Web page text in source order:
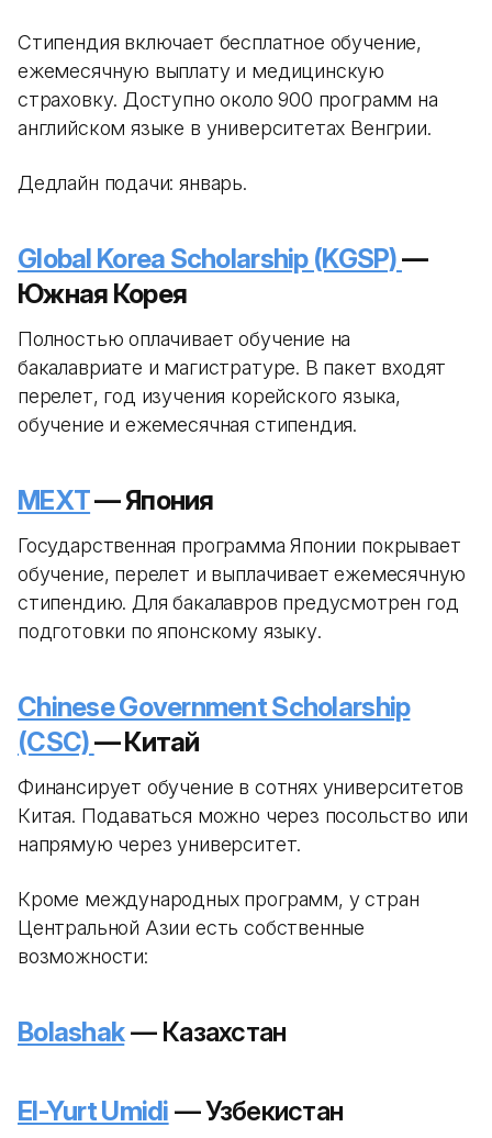
Стипендия включает бесплатное обучение,
ежемесячную выплату и медицинскую
страховку. Доступно около 900 программ на
английском языке в университетах Венгрии.
Дедлайн подачи: январь.
Global Korea Scholarship (KGSP)—
Южная Корея
Полностью оплачивает обучение на
бакалавриате и магистратуре. В пакет входят
перелет, год изучения корейского языка,
обучение и ежемесячная стипендия.
MEXT— Япония
Государственная программа Японии покрывает
обучение, перелет и выплачивает ежемесячную
стипендию. Для бакалавров предусмотрен год
подготовки по японскому языку.
Chinese Government Scholarship
(CSC)— Китай
Финансирует обучение в сотнях университетов
Китая. Подаваться можно через посольство или
напрямую через университет.
Кроме международных программ, у стран
Центральной Азии есть собственные
возможности:
Bolashak— Казахстан
El-Yurt Umidi — Узбекистан